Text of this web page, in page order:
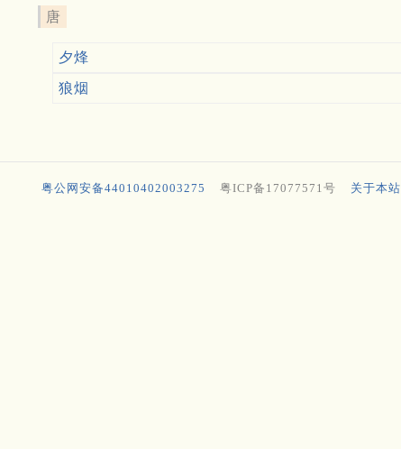
唐
夕烽
狼烟
粤公网安备44010402003275 粤ICP备17077571号 关于本站